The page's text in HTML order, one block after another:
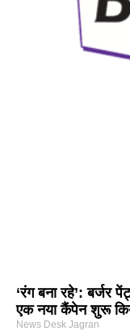
‘रंग बना रहे’: बर्जर
एक नया कैंपेन शुरू
News Desk Jagran